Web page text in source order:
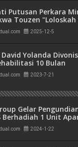
Putusan Perkara
Touzen
Hidup atau Mati"
2025-12-5
Yolanda
10 Bulan
2023-7-21
Gelar
Berhadiah 1 Unit
2024-1-22